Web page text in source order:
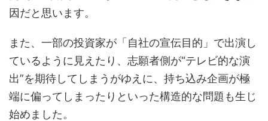
因だと思います。
また、一部の投資家が「自社の宣伝目的」で出演し
ているように見えたり、志願者側が“テレビ的な演
出”を期待してしまうがゆえに、持ち込み企画が極
端に偏ってしまったりといった構造的な問題も生じ
始めました。